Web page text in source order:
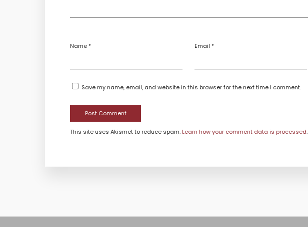
Name* Email *
Save my name, email, and website in this browser for the next time I comment.
This site uses Akismet to reduce spam. Learn how your comment data is processed.